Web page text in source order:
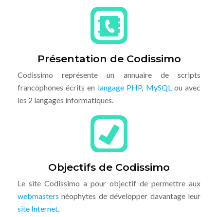
Présentation de Codissimo
Codissimo représente un annuaire de scripts
francophones écrits en langage PHP, MySQLou avec
les 2 langages informatiques.
Objectifs de Codissimo
Le site Codissimo a pour objectif de permettre aux
webmasters néophytes de développer davantage leur
site Internet.